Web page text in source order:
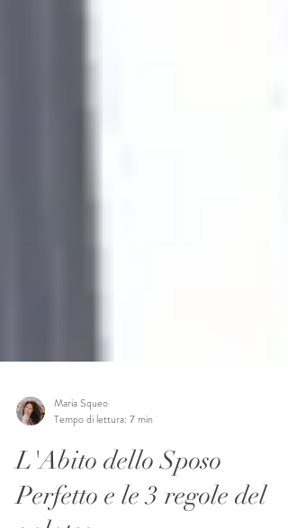
Maria Squeo
Tempo di lettura: 7 min
L'Abito dello Sposo